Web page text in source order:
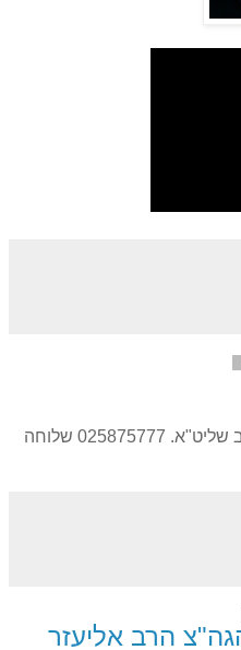
שידור חי מתפילת שחרית עם הרב שליט"א. 025875777 שלוחה
הרב אליעזר